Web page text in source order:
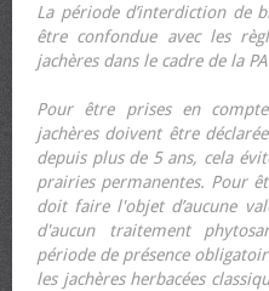
La période d’interdiction de
être confondue avec les
jachères dans le cadre de la
Pour être prises en
jachères doivent être
depuis plus de 5 ans, cela
prairies permanentes. Pour
doit faire l'objet d’aucune
d'aucun traitement
période de présence
les jachères herbacées